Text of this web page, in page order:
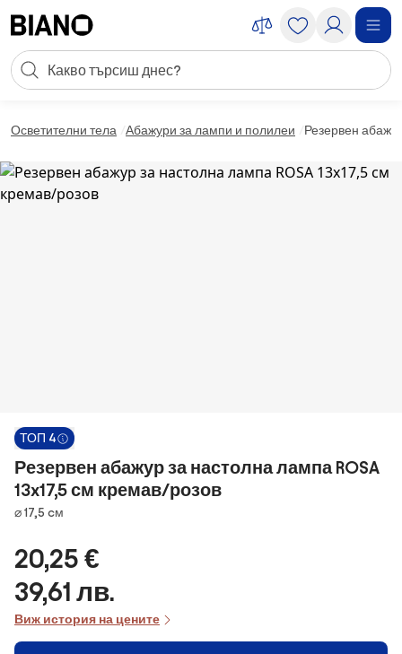
Търсене
Осветителни тела Абажури за лампи и полилеи Резервен
ТОП 4
Резервен абажур за настолна лампа ROSA
13x17,5 см кремав/розов
Размери
⌀ 17,5 cм
20,25 €
39,61 лв.
Виж история на цените